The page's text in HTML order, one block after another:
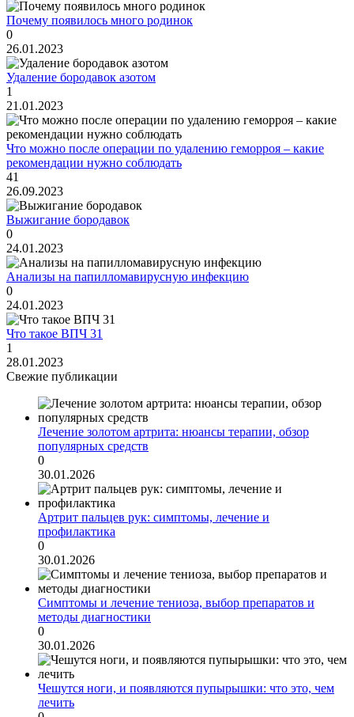
Почему появилось много родинок
0
26.01.2023
Удаление бородавок азотом
1
21.01.2023
Что можно после операции по удалению геморроя – какие
рекомендации нужно соблюдать
41
26.09.2023
Выжигание бородавок
0
24.01.2023
Анализы на папилломавирусную инфекцию
0
24.01.2023
Что такое ВПЧ 31
1
28.01.2023
Свежие публикации
Лечение золотом артрита: нюансы терапии, обзор
популярных средств
0
30.01.2026
Артрит пальцев рук: симптомы, лечение и
профилактика
0
30.01.2026
Симптомы и лечение тениоза, выбор препаратов и
методы диагностики
0
30.01.2026
Чешутся ноги, и появляются пупырышки: что это, чем
лечить